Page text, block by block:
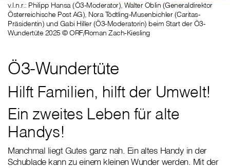
Ö3-Wundertüte
Hilft Familien, hilft der Umwelt!
v.l.n.r.: Philipp Hansa (Ö3-Moderator), Walter Oblin (Generaldirektor
Österreichische Post AG), Nora Tödtling-Musenbichler (Caritas-
Präsidentin) und Gabi Hiller (Ö3-Moderatorin) beim Start der Ö3-
Wundertüte 2025 © ORF/Roman Zach-Kiesling
Ein zweites Leben für alte
Handys!
Manchmal liegt Gutes ganz nah. Ein altes Handy in der
Schublade kann zu einem kleinen Wunder werden. Mit der